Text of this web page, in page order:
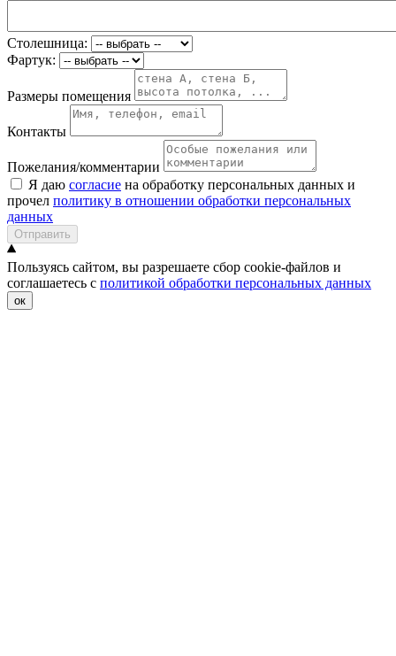
Столешница:
Фартук:
Размеры помещения
Контакты
Пожелания/комментарии
Я даю согласие на обработку персональных данных и
прочел политику в отношении обработки персональных
данных
Отправить
Пользуясь сайтом, вы разрешаете сбор cookie-файлов и
соглашаетесь с политикой обработки персональных данных
ок